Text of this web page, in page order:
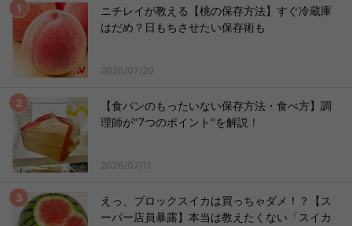
ニチレイが教える【桃の保存方法】すぐ冷蔵庫
はだめ？日もちさせたい保存術も
2026/07/20
【食パンのもったいない保存方法・食べ方】調
理師が"7つのポイント"を解説！
2026/07/11
えっ、ブロックスイカは買っちゃダメ！？【ス
ーパー店員暴露】本当は教えたくない「スイカ